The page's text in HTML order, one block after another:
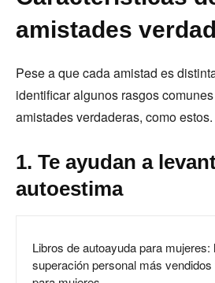
amistades
Pese a que cada amistad es
identificar algunos rasgos
amistades verdaderas, como estos.
1. Te ayudan a
autoestima
Libros de autoayuda para mujeres:
superación personal más